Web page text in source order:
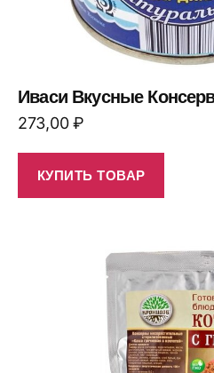
Иваси Вкусные
273,00₽
КУПИТЬ ТОВАР